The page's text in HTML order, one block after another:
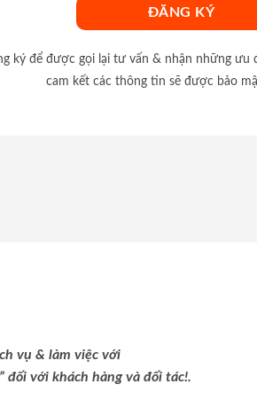
ký để được gọi lại tư vấn & nhận những ưu
cam kết các thông tin sẽ được bảo
vụ & làm việc với
đối với khách hàng và đối tác!.